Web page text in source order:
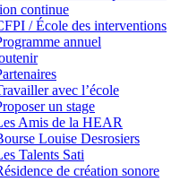
continue
/ École des interventions
annuel
avec l’école
un stage
Amis de la HEAR
Louise Desrosiers
Talents Sati
de création sonore